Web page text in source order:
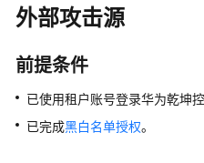
云
服
什
是
外部攻击源
前提条件
已使用租户账号登录华为乾坤
已完成黑白名单授权。